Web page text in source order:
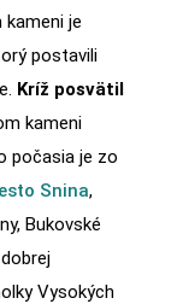
je
postavili
Kríž posvätil
kameni
počasia je zo
Snina,
Bukovské
Vysokých